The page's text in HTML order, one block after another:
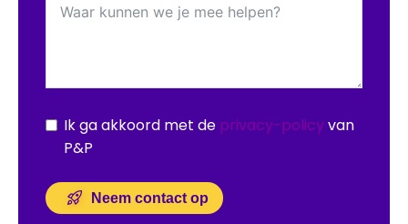
Ik ga akkoord met de privacy-policyvan
P&P
Neem contact op